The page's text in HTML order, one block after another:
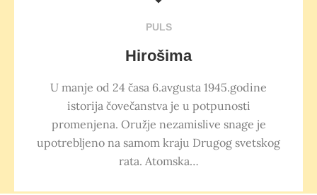
PULS
Hirošima
U manje od 24 časa 6.avgusta 1945.godine
istorija čovečanstva je u potpunosti
promenjena. Oružje nezamislive snage je
upotrebljeno na samom kraju Drugog svetskog
rata. Atomska…